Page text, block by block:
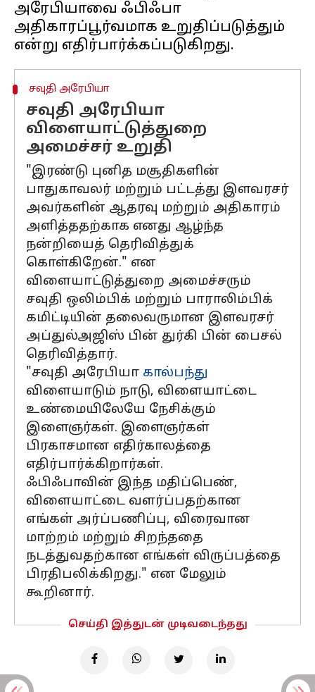
அரேபியாவை ஃபிஃபா
அதிகாரப்பூர்வமாக உறுதிப்படுத்தும்
சவுதி அரேபியா
சவுதி அரேபியா
விளையாட்டுத்துறை
அமைச்சர் உறுதி
"இரண்டு புனித மசூதிகளின்
பாதுகாவலர் மற்றும் பட்டத்து இளவரசர்
அவர்களின் ஆதரவு மற்றும் அதிகாரம்
அளித்ததற்காக எனது ஆழ்ந்த
நன்றியைத் தெரிவித்துக்
கொள்கிறேன்." என
விளையாட்டுத்துறை அமைச்சரும்
சவுதி ஒலிம்பிக் மற்றும் பாராலிம்பிக்
கமிட்டியின் தலைவருமான இளவரசர்
அப்துல்அஜிஸ் பின் துர்கி பின் பைசல்
தெரிவித்தார்.
"சவுதி அரேபியா கால்பந்து
விளையாடும் நாடு, விளையாட்டை
உண்மையிலேயே நேசிக்கும்
இளைஞர்கள். இளைஞர்கள்
பிரகாசமான எதிர்காலத்தை
எதிர்பார்க்கிறார்கள்.
ஃபிஃபாவின் இந்த மதிப்பெண்,
விளையாட்டை வளர்ப்பதற்கான
எங்கள் அர்ப்பணிப்பு, விரைவான
மாற்றம் மற்றும் சிறந்ததை
நடத்துவதற்கான எங்கள் விருப்பத்தை
பிரதிபலிக்கிறது." என மேலும்
கூறினார்.
செய்தி இத்துடன் முடிவடைந்தது